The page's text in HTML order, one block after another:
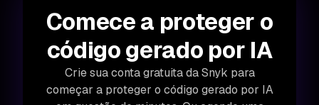
Comece a proteger o
código gerado por IA
Crie sua conta gratuita da Snyk para
começar a proteger o código gerado por IA